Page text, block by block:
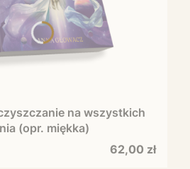
na wszystkich
(opr. miękka)
Cena
62,00 zł